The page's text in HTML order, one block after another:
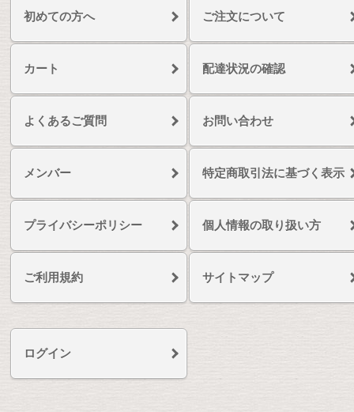
初めての方へ ご注文について
カート 配達状況の確認
よくあるご質問 お問い合わせ
メンバー 特定商取引法に基づく表示
プライバシーポリシー 個人情報の取り扱い方
ご利用規約 サイトマップ
ログイン